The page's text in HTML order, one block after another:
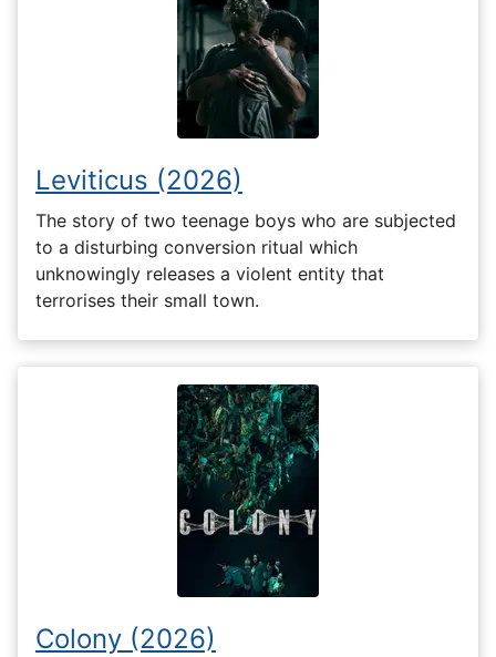
Leviticus (2026)
The story of two teenage boys who are subjected
to a disturbing conversion ritual which
unknowingly releases a violent entity that
terrorises their small town.
Colony (2026)